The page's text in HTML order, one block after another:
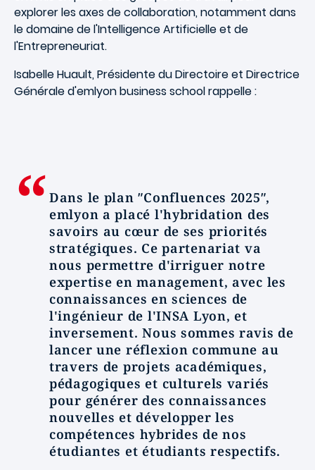
explorer les axes de collaboration, notamment dans
le domaine de l'Intelligence Artificielle et de
l'Entrepreneuriat.
Isabelle Huault, Présidente du Directoire et Directrice
Générale d'emlyon business school rappelle :
Dans le plan ʺConfluences 2025ʺ,
emlyon a placé l'hybridation des
savoirs au cœur de ses priorités
stratégiques. Ce partenariat va
nous permettre d'irriguer notre
expertise en management, avec les
connaissances en sciences de
l'ingénieur de l'INSA Lyon, et
inversement. Nous sommes ravis de
lancer une réflexion commune au
travers de projets académiques,
pédagogiques et culturels variés
pour générer des connaissances
nouvelles et développer les
compétences hybrides de nos
étudiantes et étudiants respectifs.